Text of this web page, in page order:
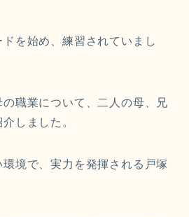
を始め、練習されていまし
職業について、二人の母、兄
しました。
境で、実力を発揮される戸塚